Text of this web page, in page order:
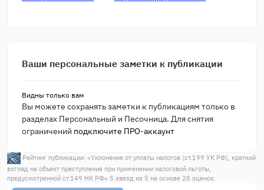
Ваши персональные заметки к публикации
Видны только вам
Вы можете сохранять заметки к публикациям только в
разделах Персональный и Песочница. Для снятия
ограничений подключите ПРО-аккаунт
Рейтинг публикации: «Уклонение от уплаты налогов (ст.199 УК РФ), краткий
взгляд на объект преступления при применении налоговой льготы,
предусмотренной ст.149 НК РФ» 5 звезд из 5 на основе 28 оценок.